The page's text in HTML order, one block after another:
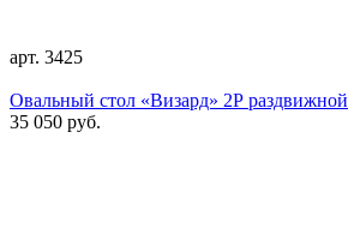
арт. 3425
Овальный стол «Визард» 2Р раздвижной
35 050 руб.